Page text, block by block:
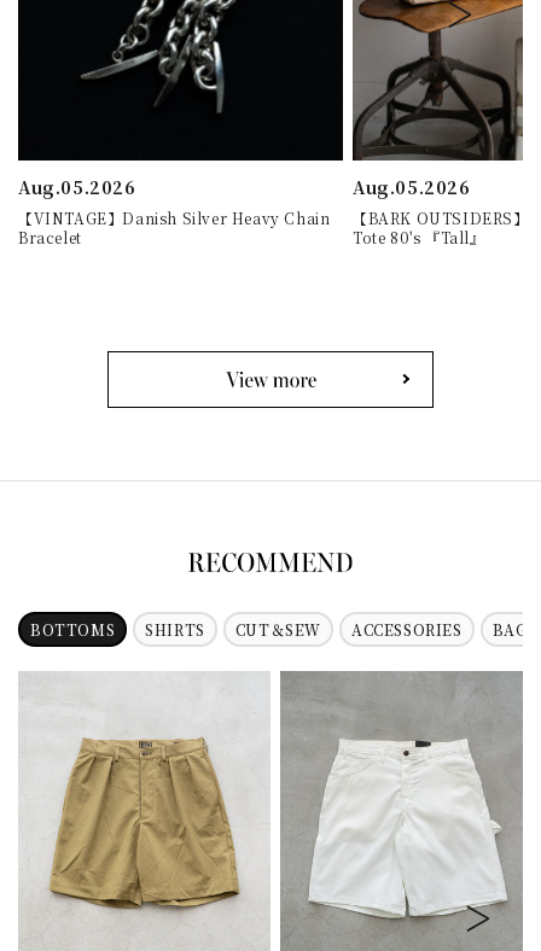
Aug.05.2026
【VINTAGE】Danish Silver Heavy Chain
Bracelet
Aug.05.2026
【BARK OUTSIDERS
Tote 80's 『Tall』
BOTTOMS SHIRTS CUT＆SEW ACCESSORIES BAG